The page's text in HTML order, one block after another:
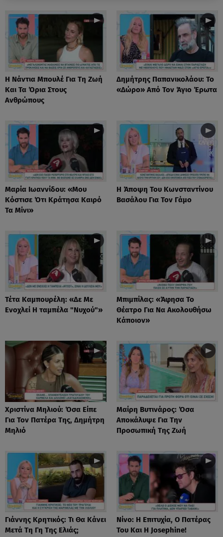
Η Νάντια Μπουλέ Για Τη Ζωή
Και Τα Όρια Στους
Ανθρώπους
Δημήτρης Παπανικολάου: Το
«Δώρο» Από Τον Άγιο Έρωτα
Μαρία Ιωαννίδου: «Μου
Κόστισε Ότι Κράτησα Καιρό
Τα Μίνι»
Η Άποψη Του Κωνσταντίνου
Βασάλου Για Τον Γάμο
Τέτα Καμπουρέλη: «Δε Mε
Eνοχλεί H ταμπέλα "Νυχού"»
Μπιμπίλας: «Άφησα Το
Θέατρο Για Να Ακολουθήσω
Κάποιον»
Χριστίνα Μηλιού: Όσα Είπε
Για Τον Πατέρα Της, Δημήτρη
Μηλιό
Μαίρη Βυτινάρος: Όσα
Αποκάλυψε Για Την
Προσωπική Της Ζωή
Γιάννης Κρητικός: Τι Θα Κάνει
Μετά Τη Γη Της Ελιάς;
Νίνο: Η Επιτυχία, Ο Πατέρας
Του Και Η Josephine!